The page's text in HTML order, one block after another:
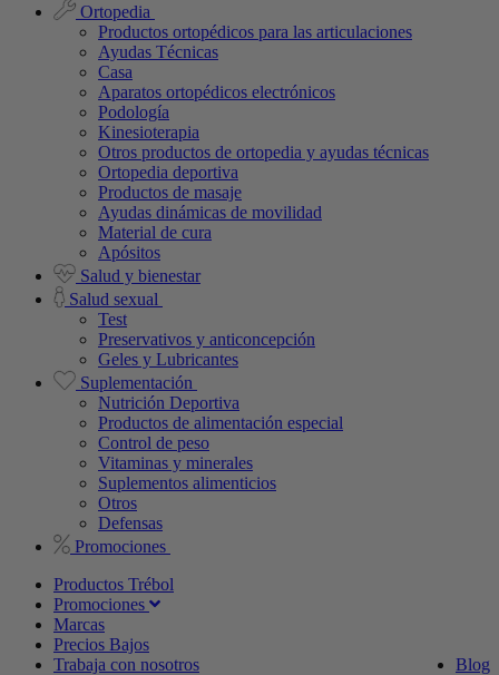
Ortopedia
Productos ortopédicos para las articulaciones
Ayudas Técnicas
Casa
Aparatos ortopédicos electrónicos
Podología
Kinesioterapia
Otros productos de ortopedia y ayudas técnicas
Ortopedia deportiva
Productos de masaje
Ayudas dinámicas de movilidad
Material de cura
Apósitos
Salud y bienestar
Salud sexual
Test
Preservativos y anticoncepción
Geles y Lubricantes
Suplementación
Nutrición Deportiva
Productos de alimentación especial
Control de peso
Vitaminas y minerales
Suplementos alimenticios
Otros
Defensas
Promociones
Productos Trébol
Promociones
Marcas
Precios Bajos
Blog
Trabaja con nosotros